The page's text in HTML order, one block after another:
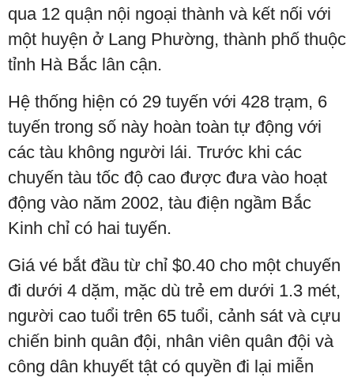
qua 12 quận nội ngoại thành và kết nối với
một huyện ở Lang Phường, thành phố thuộc
tỉnh Hà Bắc lân cận.
Hệ thống hiện có 29 tuyến với 428 trạm, 6
tuyến trong số này hoàn toàn tự động với
các tàu không người lái. Trước khi các
chuyến tàu tốc độ cao được đưa vào hoạt
động vào năm 2002, tàu điện ngầm Bắc
Kinh chỉ có hai tuyến.
Giá vé bắt đầu từ chỉ $0.40 cho một chuyến
đi dưới 4 dặm, mặc dù trẻ em dưới 1.3 mét,
người cao tuổi trên 65 tuổi, cảnh sát và cựu
chiến binh quân đội, nhân viên quân đội và
công dân khuyết tật có quyền đi lại miễn